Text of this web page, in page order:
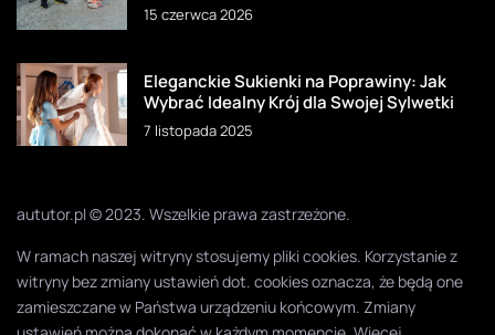
15 czerwca 2026
Eleganckie Sukienki na Poprawiny: Jak
Wybrać Idealny Krój dla Swojej Sylwetki
7 listopada 2025
aututor.pl © 2023. Wszelkie prawa zastrzeżone.
W ramach naszej witryny stosujemy pliki cookies. Korzystanie z
witryny bez zmiany ustawień dot. cookies oznacza, że będą one
zamieszczane w Państwa urządzeniu końcowym. Zmiany